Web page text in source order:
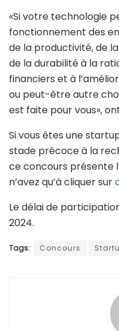
«Si votre technologie
fonctionnement des
de la productivité, de
de la durabilité à la
financiers et à
ou peut-être autre
est faite pour vous»,
Si vous êtes une
stade précoce à la
ce concours présente
n’avez qu’à cliquer sur
Le délai de
2024.
Tags: Concours